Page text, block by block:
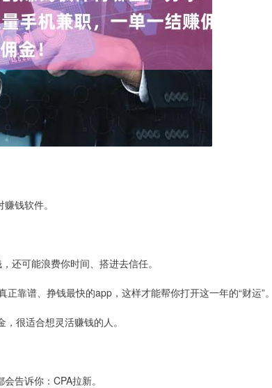
钱软件。
还可能浪费你时间、搭进去信任。
靠谱、挣钱最快的app，这样才能帮你打开这一年的“财运”。
很适合想灵活赚钱的人。
告诉你：CPA拉新。
4651.31